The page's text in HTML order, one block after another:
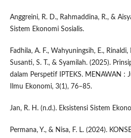
Anggreini, R. D., Rahmaddina, R., &
Sistem Ekonomi Sosialis.
Fadhila, A. F., Wahyuningsih, E.,
Susanti, S. T., & Syamilah. (2025).
dalam Perspetif IPTEKS. MENAWAN :
Ilmu Ekonomi, 3(1), 76–85.
Jan, R. H. (n.d.). Eksistensi Sistem
Permana, Y., & Nisa, F. L. (2024).